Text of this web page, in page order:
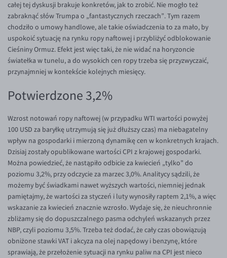
RON/PLN
SGD/PLN
TRY/PLN
ZAR/PLN
EUR/USD
EUR/GBP
EUR/CZK
EUR/DKK
EUR/NOK
EUR/SEK
EUR/AUD
EUR/BGN
EUR/CAD
EUR/CNY
całej tej dyskusji brakuje konkretów, jak to zrobić. Nie mogło też
zabraknąć słów Trumpa o „fantastycznych rzeczach”. Tym razem
chodziło o umowy handlowe, ale takie oświadczenia to za mało, by
uspokoić sytuację na rynku ropy naftowej i przybliżyć odblokowanie
Cieśniny Ormuz. Efekt jest więc taki, że nie widać na horyzoncie
światełka w tunelu, a do wysokich cen ropy trzeba się przyzwyczaić,
przynajmniej w kontekście kolejnych miesięcy.
Potwierdzone 3,2%
Wzrost notowań ropy naftowej (w przypadku WTI wartości powyżej
100 USD za baryłkę utrzymują się już dłuższy czas) ma niebagatelny
wpływ na gospodarki i mierzoną dynamikę cen w konkretnych krajach.
Dzisiaj zostały opublikowane wartości CPI z krajowej gospodarki.
Można powiedzieć, że nastąpiło odbicie za kwiecień „tylko” do
poziomu 3,2%, przy odczycie za marzec 3,0%. Analitycy sądzili, że
możemy być świadkami nawet wyższych wartości, niemniej jednak
pamiętajmy, że wartości za styczeń i luty wynosiły raptem 2,1%, a więc
wskazanie za kwiecień znacznie wzrosło. Wydaje się, że nieuchronnie
zbliżamy się do dopuszczalnego pasma odchyleń wskazanych przez
NBP, czyli poziomu 3,5%. Trzeba też dodać, że cały czas obowiązują
obniżone stawki VAT i akcyza na olej napędowy i benzynę, które
sprawiają, że przełożenie sytuacji na rynku paliw na CPI jest nieco